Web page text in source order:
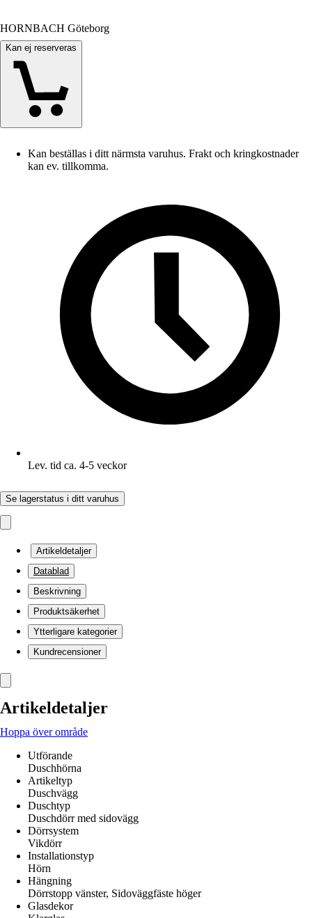
HORNBACH Göteborg
Kan ej reserveras
Kan beställas i ditt närmsta varuhus. Frakt och kringkostnader
kan ev. tillkomma.
Lev. tid ca. 4-5 veckor
Se lagerstatus i ditt varuhus
Artikeldetaljer
Datablad
Beskrivning
Produktsäkerhet
Ytterligare kategorier
Kundrecensioner
Artikeldetaljer
Hoppa över område
Utförande
Duschhörna
Artikeltyp
Duschvägg
Duschtyp
Duschdörr med sidovägg
Dörrsystem
Vikdörr
Installationstyp
Hörn
Hängning
Dörrstopp vänster, Sidoväggfäste höger
Glasdekor